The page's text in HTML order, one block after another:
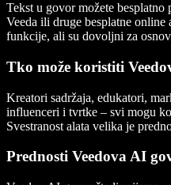
Tekst u govor možete
Veeda ili druge besplatne
funkcije, ali su dovoljni za
Tko može koristiti
Kreatori sadržaja, edukatori,
influenceri i tvrtke – svi mogu
Svestranost alata velika je
Prednosti Veedova AI